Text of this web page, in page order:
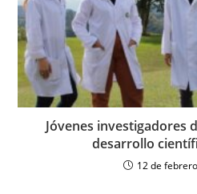
Jóvenes investigadores
desarrollo
12 de